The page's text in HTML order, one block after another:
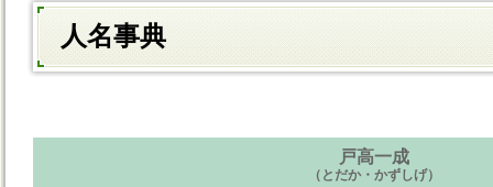
人名事典
戸高一成
（とだか・かずしげ）